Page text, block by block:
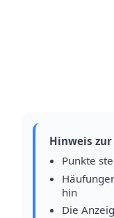
Hinweis
Punkte
hin
Die